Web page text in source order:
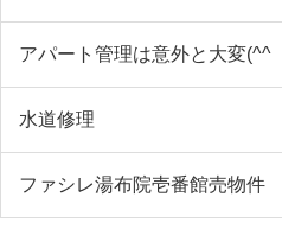
アパート管理は意外と大変(^^ゞ
水道修理
ファシレ湯布院壱番館売物件